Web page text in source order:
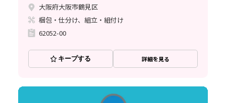
大阪府大阪市鶴見区
梱包・仕分け、組立・組付け
62052-00
キープする 詳細を見る